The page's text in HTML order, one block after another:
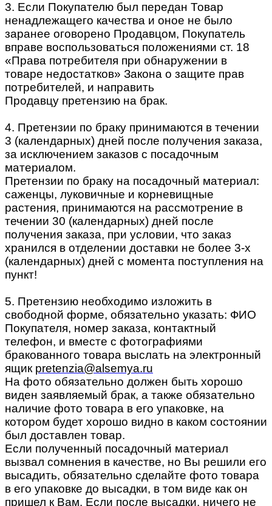
3. Если Покупателю был передан Товар
ненадлежащего качества и оное не было
заранее оговорено Продавцом, Покупатель
вправе воспользоваться положениями ст. 18
«Права потребителя при обнаружении в
товаре недостатков» Закона о защите прав
потребителей, и направить
Продавцу претензию на брак.
4. Претензии по браку принимаются в течении
3 (календарных) дней после получения заказа,
за исключением заказов с посадочным
материалом.
Претензии по браку на посадочный материал:
саженцы, луковичные и корневищные
растения, принимаются на рассмотрение в
течении 30 (календарных) дней после
получения заказа, при условии, что заказ
хранился в отделении доставки не более 3-х
(календарных) дней с момента поступления на
пункт!
5. Претензию необходимо изложить в
свободной форме, обязательно указать: ФИО
Покупателя, номер заказа, контактный
телефон, и вместе с фотографиями
бракованного товара выслать на электронный
ящик pretenzia@alsemya.ru
На фото обязательно должен быть хорошо
виден заявляемый брак, а также обязательно
наличие фото товара в его упаковке, на
котором будет хорошо видно в каком состоянии
был доставлен товар.
Если полученный посадочный материал
вызвал сомнения в качестве, но Вы решили его
высадить, обязательно сделайте фото товара
в его упаковке до высадки, в том виде как он
пришел к Вам. Если после высадки, ничего не